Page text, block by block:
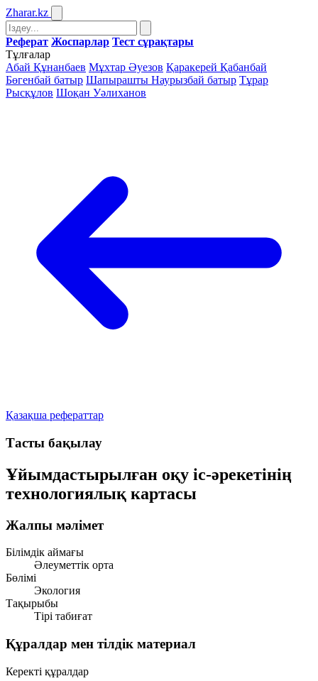
Zharar.kz
Реферат Жоспарлар Тест сұрақтары
Тұлғалар
Абай Құнанбаев Мұхтар Әуезов Қаракерей Қабанбай
Бөгенбай батыр Шапырашты Наурызбай батыр Тұрар
Рысқұлов Шоқан Уәлиханов
Қазақша рефераттар
Тасты бақылау
Ұйымдастырылған оқу іс-әрекетінің
технологиялық картасы
Жалпы мәлімет
Білімдік аймағы
Әлеуметтік орта
Бөлімі
Экология
Тақырыбы
Тірі табиғат
Құралдар мен тілдік материал
Керекті құралдар